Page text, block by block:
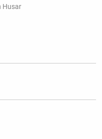
Husar